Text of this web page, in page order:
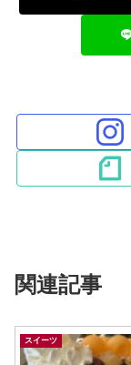
関連記事
スイーツ